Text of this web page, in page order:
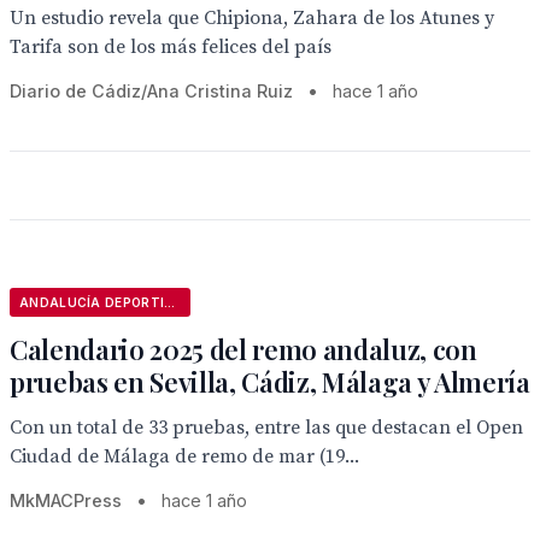
Un estudio revela que Chipiona, Zahara de los Atunes y
Tarifa son de los más felices del país
Diario de Cádiz/Ana Cristina Ruiz • hace 1 año
Calendario 2025 del remo andaluz, con
pruebas en Sevilla, Cádiz, Málaga y Almería
Con un total de 33 pruebas, entre las que destacan el Open
Ciudad de Málaga de remo de mar (19...
MkMACPress • hace 1 año